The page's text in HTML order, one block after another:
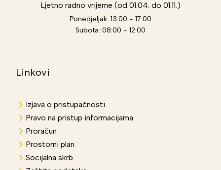
Ljetno radno vrijeme (od 01.04. do 01.11.)
Ponedjeljak: 13:00 - 17:00
Subota: 08:00 - 12:00
Linkovi
Izjava o pristupačnosti
Pravo na pristup informacijama
Proračun
Prostorni plan
Socijalna skrb